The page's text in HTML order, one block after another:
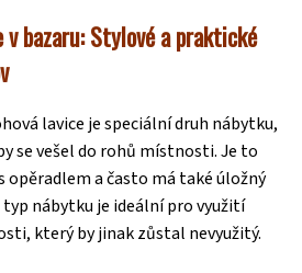
v bazaru: Stylové a praktické
lavice je speciální druh nábytku,
se vešel do rohů místnosti. Je to
opěradlem a často má také úložný
nábytku je ideální pro využití
který by jinak zůstal nevyužitý.